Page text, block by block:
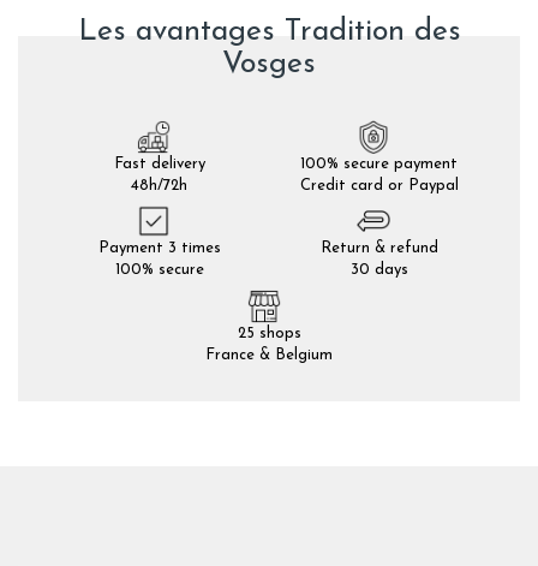
Les avantages Tradition des
Vosges
Fast delivery
48h/72h
100% secure payment
Credit card or Paypal
Payment 3 times
100% secure
Return & refund
30 days
25 shops
France & Belgium